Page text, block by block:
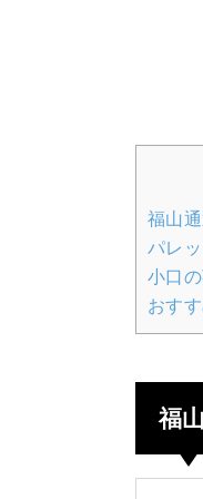
福山
パレ
小口
おす
福